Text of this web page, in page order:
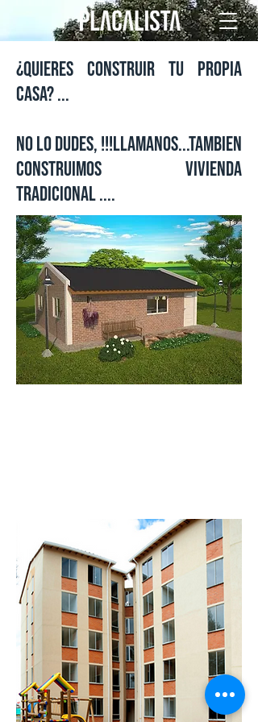
¿quieres construir tu propia
casa? ...
no lo dudes, !!!llamanos...tambien
construimos vivienda
tradicional ....